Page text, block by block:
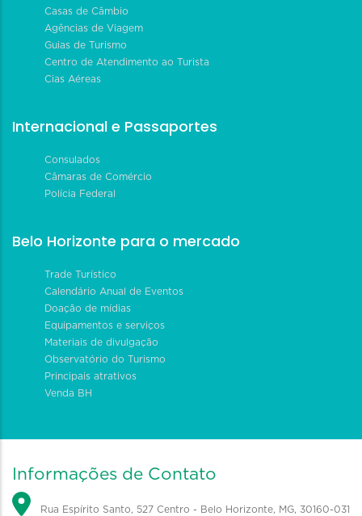
Casas de Câmbio
Agências de Viagem
Guias de Turismo
Centro de Atendimento ao Turista
Cias Aéreas
Internacional e Passaportes
Consulados
Câmaras de Comércio
Polícia Federal
Belo Horizonte para o mercado
Trade Turístico
Calendário Anual de Eventos
Doação de mídias
Equipamentos e serviços
Materiais de divulgação
Observatório do Turismo
Principais atrativos
Venda BH
Informações de Contato
Rua Espírito Santo, 527 Centro - Belo Horizonte, MG, 30160-031